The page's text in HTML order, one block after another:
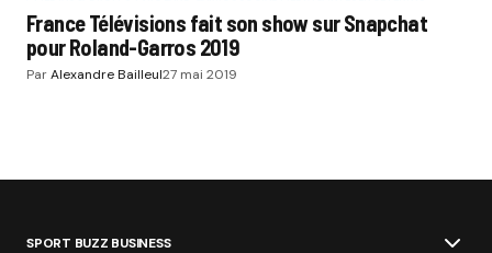
France Télévisions fait son show sur Snapchat
pour Roland-Garros 2019
ParAlexandre Bailleul27 mai 2019
SPORT BUZZ BUSINESS